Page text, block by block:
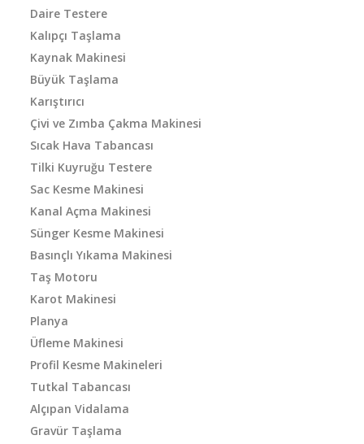
Daire Testere
Kalıpçı Taşlama
Kaynak Makinesi
Büyük Taşlama
Karıştırıcı
Çivi ve Zımba Çakma Makinesi
Sıcak Hava Tabancası
Tilki Kuyruğu Testere
Sac Kesme Makinesi
Kanal Açma Makinesi
Sünger Kesme Makinesi
Basınçlı Yıkama Makinesi
Taş Motoru
Karot Makinesi
Planya
Üfleme Makinesi
Profil Kesme Makineleri
Tutkal Tabancası
Alçıpan Vidalama
Gravür Taşlama